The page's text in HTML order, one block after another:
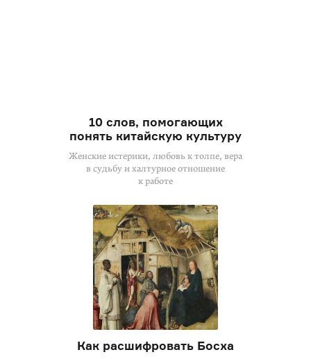
10 слов, помогающих
понять китайскую культуру
Женские истерики, любовь к толпе, вера
в судьбу и халтурное отношение
к работе
Как расшифровать Босха